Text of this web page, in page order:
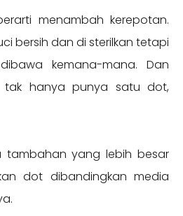
menambah kerepotan.
bersih dan di sterilkan tetapi
kemana-mana. Dan
hanya punya satu dot,
tambahan yang lebih besar
dot dibandingkan media